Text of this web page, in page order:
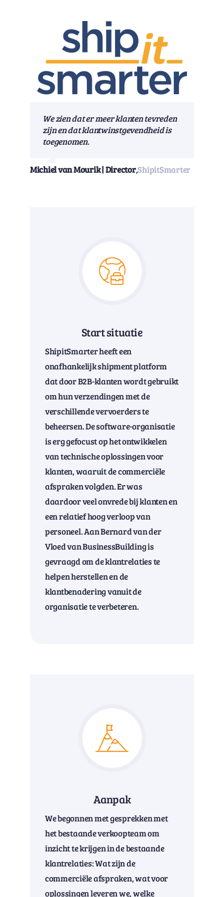
We zien dat er meer klanten tevreden
zijn en dat klantwinstgevendheid is
toegenomen.
Michiel van Mourik | Director,ShipitSmarter
Start situatie
ShipitSmarter heeft een
onafhankelijk shipment platform
dat door B2B-klanten wordt gebruikt
om hun verzendingen met de
verschillende vervoerders te
beheersen. De software-organisatie
is erg gefocust op het ontwikkelen
van technische oplossingen voor
klanten, waaruit de commerciële
afspraken volgden. Er was
daardoor veel onvrede bij klanten en
een relatief hoog verloop van
personeel. Aan Bernard van der
Vloed van BusinessBuilding is
gevraagd om de klantrelaties te
helpen herstellen en de
klantbenadering vanuit de
organisatie te verbeteren.
Aanpak
We begonnen met gesprekken met
het bestaande verkoopteam om
inzicht te krijgen in de bestaande
klantrelaties: Wat zijn de
commerciële afspraken, wat voor
oplossingen leveren we, welke